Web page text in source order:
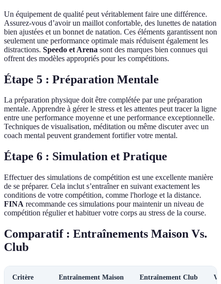
Un équipement de qualité peut véritablement faire une différence.
Assurez-vous d’avoir un maillot confortable, des lunettes de natation
bien ajustées et un bonnet de natation. Ces éléments garantissent non
seulement une performance optimale mais réduisent également les
distractions. Speedo et Arena sont des marques bien connues qui
offrent des modèles appropriés pour les compétitions.
Étape 5 : Préparation Mentale
La préparation physique doit être complétée par une préparation
mentale. Apprendre à gérer le stress et les attentes peut tracer la ligne
entre une performance moyenne et une performance exceptionnelle.
Techniques de visualisation, méditation ou même discuter avec un
coach mental peuvent grandement fortifier votre mental.
Étape 6 : Simulation et Pratique
Effectuer des simulations de compétition est une excellente manière
de se préparer. Cela inclut s’entraîner en suivant exactement les
conditions de votre compétition, comme l'horloge et la distance.
FINA recommande ces simulations pour maintenir un niveau de
compétition régulier et habituer votre corps au stress de la course.
Comparatif : Entraînements Maison Vs.
Club
Critère Entraînement Maison Entraînement Club